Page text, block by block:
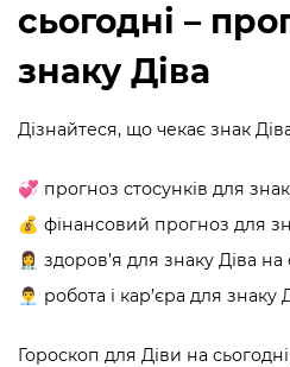
сьогодні –
знаку Діва
Дізнайтеся, що чекає знак
💞 прогноз стосунків для
💰 фінансовий прогноз для
👩‍⚕️ здоров’я для знаку Діва на
👨‍💼 робота і кар’єра для знаку
Гороскоп для Діви на